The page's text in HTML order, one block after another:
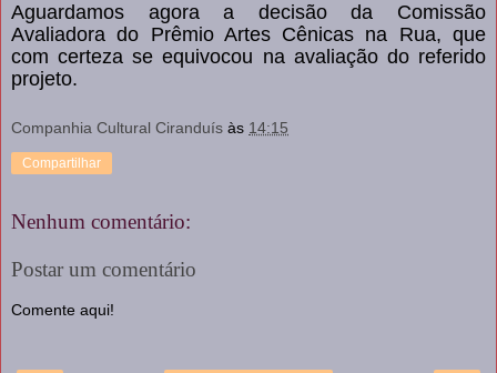
Aguardamos agora a decisão da Comissão
Avaliadora do Prêmio Artes Cênicas na Rua, que
com certeza se equivocou na avaliação do referido
projeto.
Companhia Cultural Ciranduís às 14:15
Compartilhar
Nenhum comentário:
Postar um comentário
Comente aqui!